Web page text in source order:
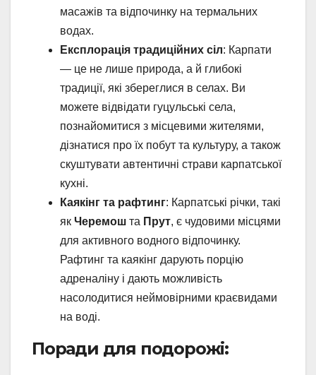
масажів та відпочинку на термальних
водах.
Експлорація традиційних сіл: Карпати
— це не лише природа, а й глибокі
традиції, які збереглися в селах. Ви
можете відвідати гуцульські села,
познайомитися з місцевими жителями,
дізнатися про їх побут та культуру, а також
скуштувати автентичні страви карпатської
кухні.
Каякінг та рафтинг: Карпатські річки, такі
як Черемош та Прут, є чудовими місцями
для активного водного відпочинку.
Рафтинг та каякінг дарують порцію
адреналіну і дають можливість
насолодитися неймовірними краєвидами
на воді.
Поради для подорожі: